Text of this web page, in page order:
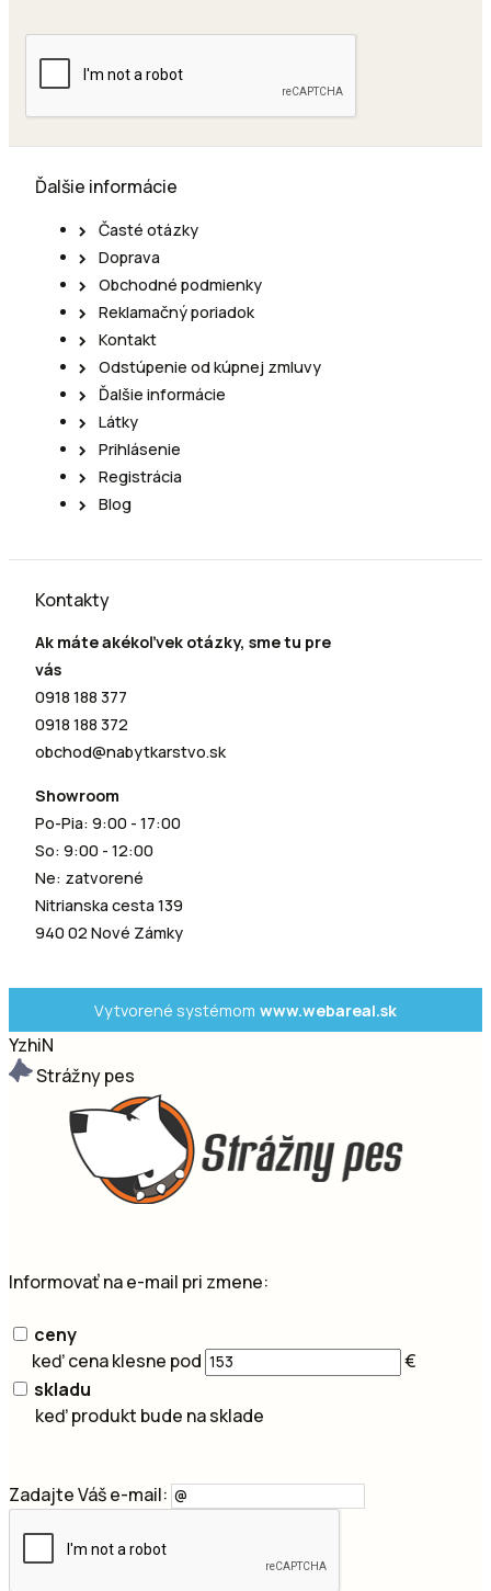
Ďalšie informácie
Časté otázky
Doprava
Obchodné podmienky
Reklamačný poriadok
Kontakt
Odstúpenie od kúpnej zmluvy
Ďalšie informácie
Látky
Prihlásenie
Registrácia
Blog
Kontakty
Ak máte akékoľvek otázky, sme tu pre
vás
0918 188 377
0918 188 372
obchod@nabytkarstvo.sk
Showroom
Po-Pia: 9:00 - 17:00
So: 9:00 - 12:00
Ne: zatvorené
Nitrianska cesta 139
940 02 Nové Zámky
Vytvorené systémom www.webareal.sk
YzhiN
Strážny pes
Informovať na e-mail pri zmene:
ceny
keď cena klesne pod
€
skladu
keď produkt bude na sklade
Zadajte Váš e-mail: